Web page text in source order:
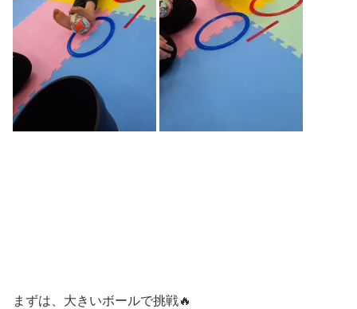
まずは、大きいボールで挑戦🔥